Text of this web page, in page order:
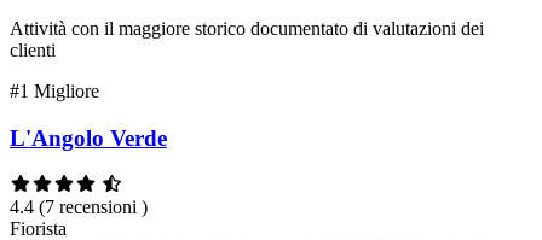
Attività con il maggiore storico documentato di valutazioni dei
clienti
#1 Migliore
L'Angolo Verde
4.4 (7 recensioni )
Fiorista